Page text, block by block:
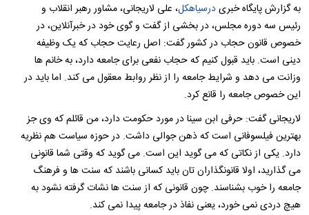
به گزارش پایگاه خبریدرسیاهکل، علی لاریجانی، مشاور رهبر انقلاب و
رئیس سه دوره مجلس، در بخشی از گفت و گوی خود در خبرآنلاین، در
خصوص قانون حجاب در کشور گفت: اصل رعایت حجاب که یک وظیفه
دینی است. باید قبول کنیم که حجاب نفعی برای جامعه دارد، به خانم ها
وزانت می دهد و شرایط جامعه را از نظر روابط معقول می کند. اما باید در
این خصوص جامعه را قانع کرد.
لاریجانی گفت: حرفی ابن سینا در مورد حکومت دارد، من قائلم که وی جز
بهترین فیلسوفانی است که ذهن جوالی داشت. در حوزه سیاست هم نظریه
دارد. یکی از نکاتی که می گوید این است. می گوید که وقتی شما قانونی
می گذارید، اولا قانونگذاران تان باید کسانی باشند که سنت ها و فرهنگ
جامعه را خوب بشناسند. چون قانونی که از سنت ها نشات گرفته نشود به
هیچ دردی نمی خورد، یعنی نفاذ در جامعه پیدا نمی کند.